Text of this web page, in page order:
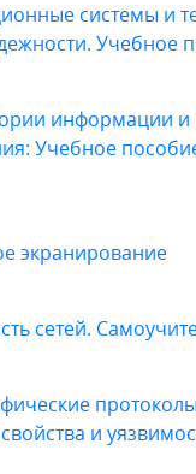
системы и
Учебное
информации и
Учебное
экранирование
сетей.
и